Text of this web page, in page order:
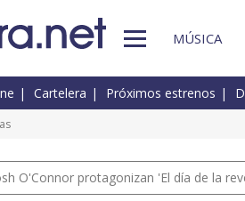
MÚSICA
Cartelera Próximos estrenos
O'Connor protagonizan 'El día de la